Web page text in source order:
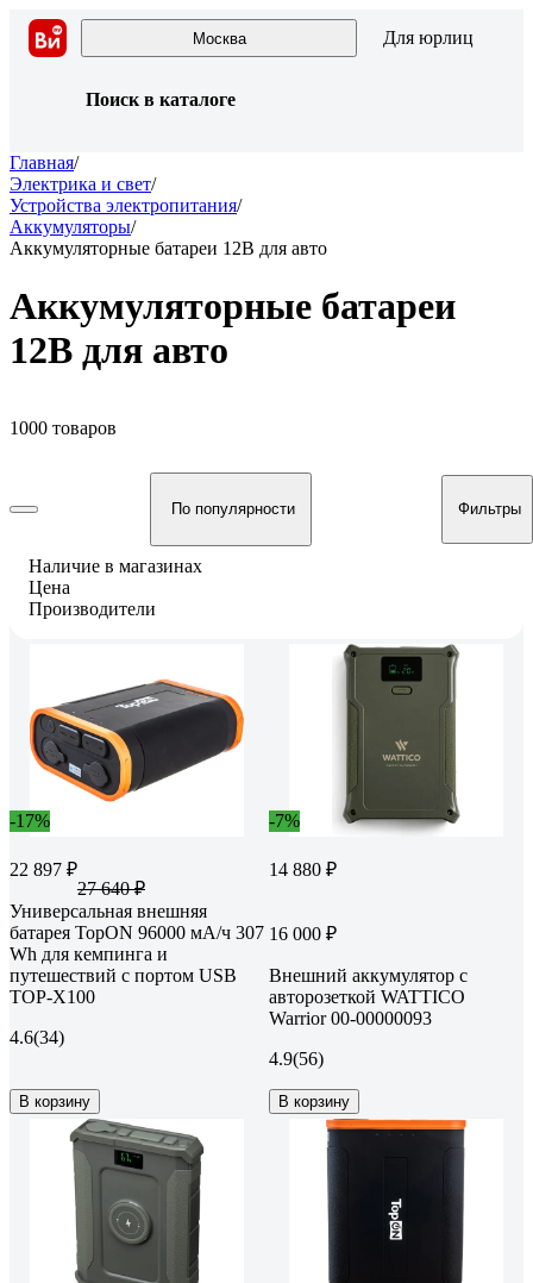
Москва Для юрлиц
Поиск в каталоге
Главная/
Электрика и свет/
Устройства электропитания/
Аккумуляторы/
Аккумуляторные батареи 12В для авто
Аккумуляторные батареи
12В для авто
1000 товаров
По популярности Фильтры
Наличие в магазинах
Цена
Производители
-17%
22 897 ₽
27 640 ₽
Универсальная внешняя
батарея TopON 96000 мА/ч 307
Wh для кемпинга и
путешествий с портом USB
TOP-X100
4.6(34)
В корзину
-7%
14 880 ₽
16 000 ₽
Внешний аккумулятор с
авторозеткой WATTICO
Warrior 00-00000093
4.9(56)
В корзину